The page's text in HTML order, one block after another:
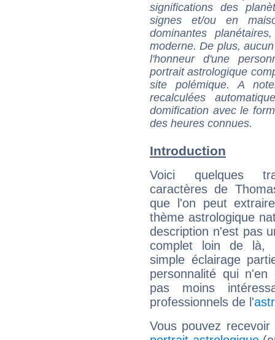
significations des
signes et/ou en
dominantes
moderne. De plus,
l'honneur d'une
portrait astrologique
site polémique. A
recalculées
domification avec le
des heures connues.
Introduction
Voici quelques
caractères de
que l'on peut
thème astrologique
description n'est pas
complet loin de là,
simple éclairage
personnalité qui n'en
pas moins
professionnels de l'
Vous pouvez